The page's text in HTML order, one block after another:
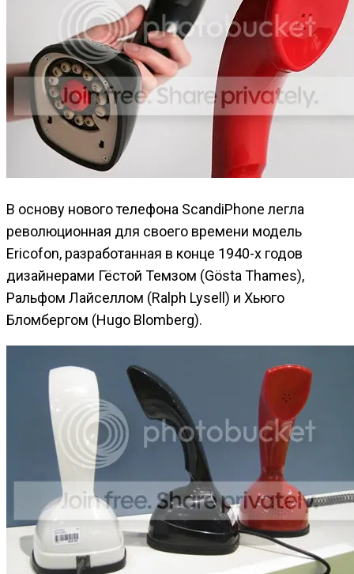
В основу нового телефона ScandiPhone легла
революционная для своего времени модель
Ericofon, разработанная в конце 1940-х годов
дизайнерами Гёстой Темзом (Gösta Thames),
Ральфом Лайселлом (Ralph Lysell) и Хьюго
Бломбергом (Hugo Blomberg).